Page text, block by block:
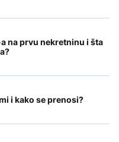
na prvu nekretninu i šta
i kako se prenosi?